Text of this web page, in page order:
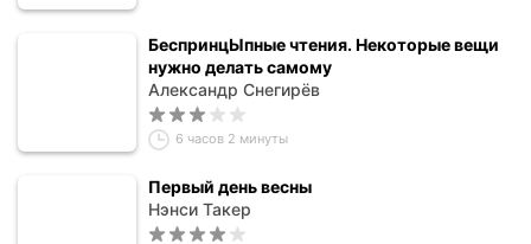
БеспринцЫпные чтения. Некоторые вещи
нужно делать самому
Александр Снегирёв
6 часов 2 минуты
Первый день весны
Нэнси Такер